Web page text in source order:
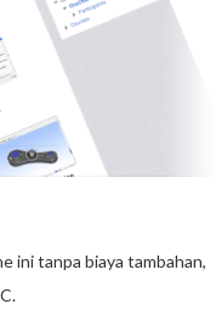
ini tanpa biaya tambahan,